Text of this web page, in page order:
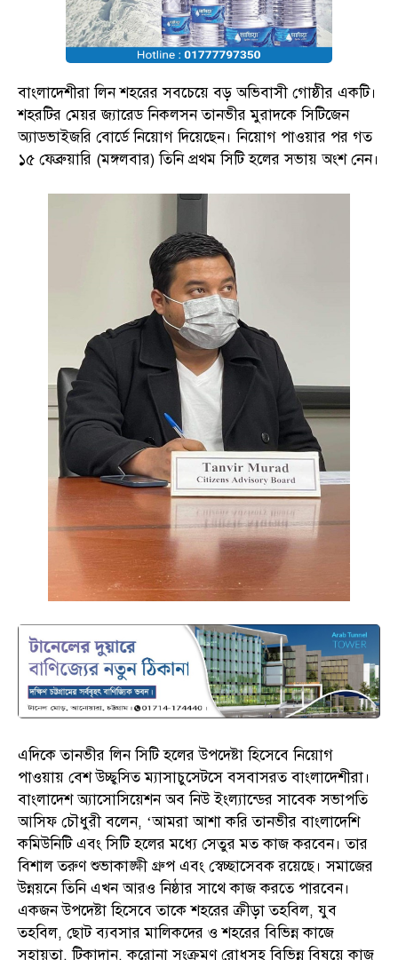
বাংলাদেশীরা লিন শহরের সবচেয়ে বড় অভিবাসী গোষ্ঠীর একটি।
শহরটির মেয়র জ্যারেড নিকলসন তানভীর মুরাদকে সিটিজেন
অ্যাডভাইজরি বোর্ডে নিয়োগ দিয়েছেন। নিয়োগ পাওয়ার পর গত
১৫ ফেব্রুয়ারি (মঙ্গলবার) তিনি প্রথম সিটি হলের সভায় অংশ নেন।
এদিকে তানভীর লিন সিটি হলের উপদেষ্টা হিসেবে নিয়োগ
পাওয়ায় বেশ উচ্ছ্বসিত ম্যাসাচুসেটসে বসবাসরত বাংলাদেশীরা।
বাংলাদেশ অ্যাসোসিয়েশন অব নিউ ইংল্যান্ডের সাবেক সভাপতি
আসিফ চৌধুরী বলেন, ‘আমরা আশা করি তানভীর বাংলাদেশি
কমিউনিটি এবং সিটি হলের মধ্যে সেতুর মত কাজ করবেন। তার
বিশাল তরুণ শুভাকাঙ্ক্ষী গ্রুপ এবং স্বেচ্ছাসেবক রয়েছে। সমাজের
উন্নয়নে তিনি এখন আরও নিষ্ঠার সাথে কাজ করতে পারবেন।
একজন উপদেষ্টা হিসেবে তাকে শহরের ক্রীড়া তহবিল, যুব
তহবিল, ছোট ব্যবসার মালিকদের ও শহরের বিভিন্ন কাজে
সহায়তা, টিকাদান, করোনা সংক্রমণ রোধসহ বিভিন্ন বিষয়ে কাজ